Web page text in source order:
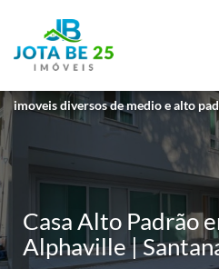
imoveis diversos de medio e alto
Casa Alto Padrão
Alphaville |